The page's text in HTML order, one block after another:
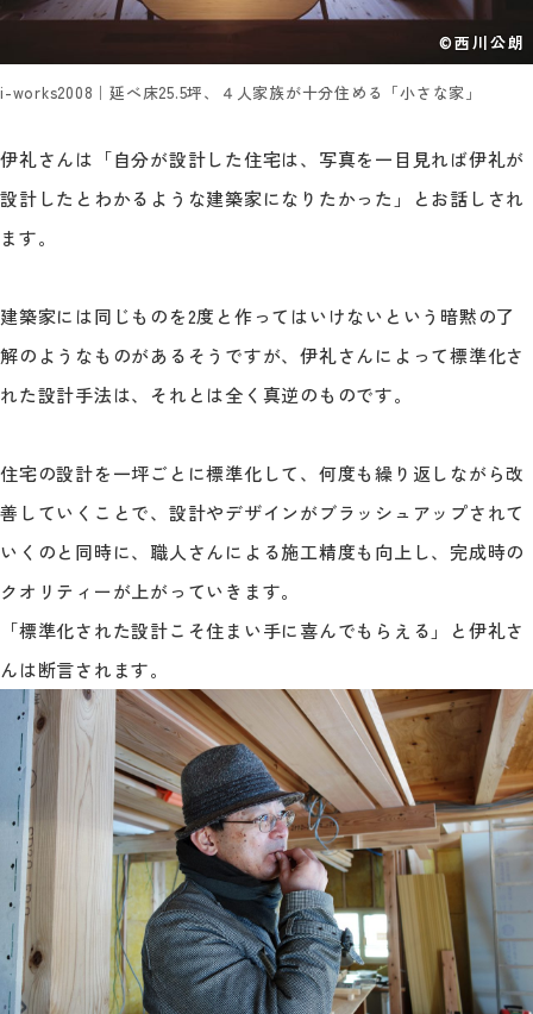
©西川公朗
i-works2008｜延べ床25.5坪、４人家族が十分住める「小さな家」
伊礼さんは「自分が設計した住宅は、写真を一目見れば伊礼が
設計したとわかるような建築家になりたかった」とお話しされ
ます。
建築家には同じものを2度と作ってはいけないという暗黙の了
解のようなものがあるそうですが、伊礼さんによって標準化さ
れた設計手法は、それとは全く真逆のものです。
住宅の設計を一坪ごとに標準化して、何度も繰り返しながら改
善していくことで、設計やデザインがブラッシュアップされて
いくのと同時に、職人さんによる施工精度も向上し、完成時の
クオリティーが上がっていきます。
「標準化された設計こそ住まい手に喜んでもらえる」と伊礼さ
んは断言されます。